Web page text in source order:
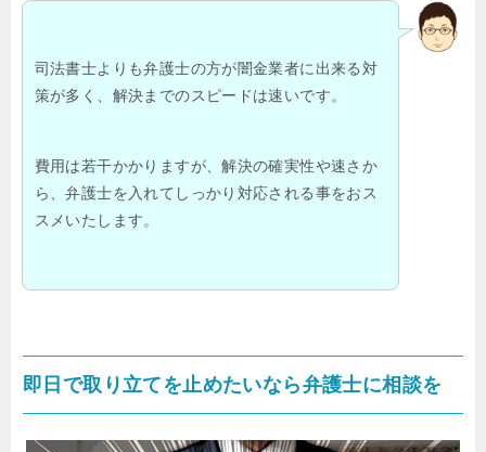
司法書士よりも弁護士の方が闇金業者に出来る対
策が多く、解決までのスピードは速いです。
費用は若干かかりますが、解決の確実性や速さか
ら、弁護士を入れてしっかり対応される事をおス
スメいたします。
即日で取り立てを止めたいなら弁護士に相談を